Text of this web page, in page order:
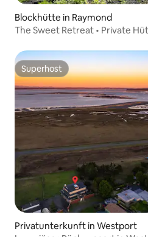
Blockhütte in Raymond
The Sweet Retreat • Private
Superhost
Superhost
Privatunterkunft in Westport